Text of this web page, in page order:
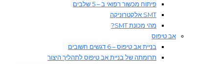
פיתוח מכשור רפואי ב – 5 שלבים
SMT אלקטרוניקה
מהי מכונת SMT?
אב טיפוס
בניית אב טיפוס – 6 דגשים חשובים
תרומתה של בניית אב טיפוס לתהליך היצור​